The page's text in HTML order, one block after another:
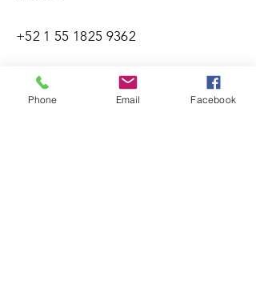
+52 1 55 1825 9362
enrico@enricochapela.com
Phone Email Facebook